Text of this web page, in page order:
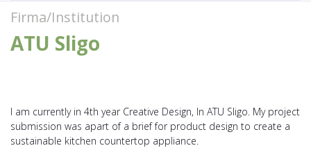
Firma/Institution
ATU Sligo
I am currently in 4th year Creative Design, In ATU Sligo. My project
submission was apart of a brief for product design to create a
sustainable kitchen countertop appliance.